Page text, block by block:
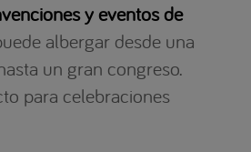
y eventos de
albergar desde una
un gran congreso.
para celebraciones